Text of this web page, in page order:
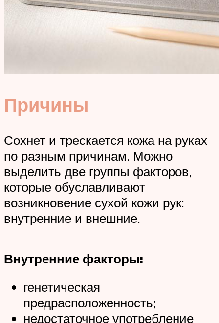
Причины
Сохнет и трескается кожа на руках
по разным причинам. Можно
выделить две группы факторов,
которые обуславливают
возникновение сухой кожи рук:
внутренние и внешние.
Внутренние факторы:
генетическая
предрасположенность;
недостаточное употребление